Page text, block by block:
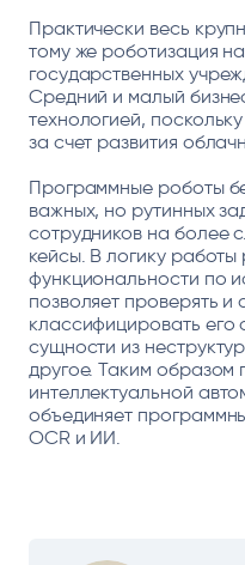
Практически весь
тому же роботизация
государственных
Средний и малый
технологией,
за счет развития
Программные роботы
важных, но рутинных
сотрудников на более
кейсы. В логику
функциональности по
позволяет проверять и
классифицировать его
сущности из
другое. Таким образом
интеллектуальной
объединяет
OCR и ИИ.